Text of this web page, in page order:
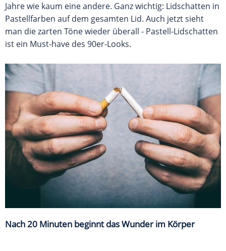
Jahre wie kaum eine andere. Ganz wichtig: Lidschatten in
Pastellfarben auf dem gesamten Lid. Auch jetzt sieht
man die zarten Töne wieder überall - Pastell-Lidschatten
ist ein Must-have des 90er-Looks.
Nach 20 Minuten beginnt das Wunder im Körper